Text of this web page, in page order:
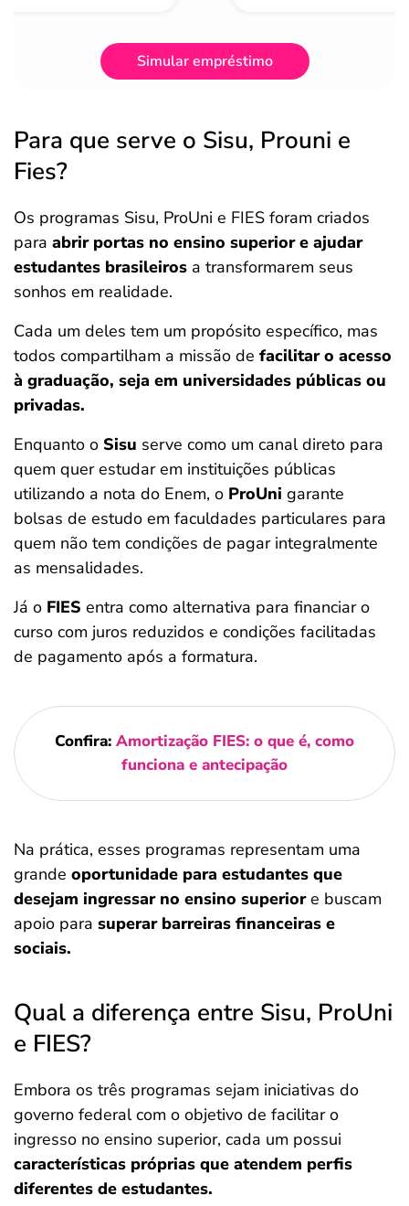
Simular empréstimo
Para que serve o Sisu, Prouni e
Fies?
Os programas Sisu, ProUni e FIES foram criados
para abrir portas no ensino superior e ajudar
estudantes brasileiros a transformarem seus
sonhos em realidade.
Cada um deles tem um propósito específico, mas
todos compartilham a missão de facilitar o acesso
à graduação, seja em universidades públicas ou
privadas.
Enquanto o Sisu serve como um canal direto para
quem quer estudar em instituições públicas
utilizando a nota do Enem, o ProUni garante
bolsas de estudo em faculdades particulares para
quem não tem condições de pagar integralmente
as mensalidades.
Já o FIES entra como alternativa para financiar o
curso com juros reduzidos e condições facilitadas
de pagamento após a formatura.
Confira: Amortização FIES: o que é, como
funciona e antecipação
Na prática, esses programas representam uma
grande oportunidade para estudantes que
desejam ingressar no ensino superiore buscam
apoio para superar barreiras financeiras e
sociais.
Qual a diferença entre Sisu, ProUni
e FIES?
Embora os três programas sejam iniciativas do
governo federal com o objetivo de facilitar o
ingresso no ensino superior, cada um possui
características próprias que atendem perfis
diferentes de estudantes.